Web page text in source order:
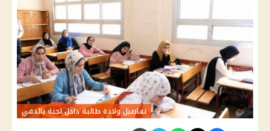
تفاصيل ولادة طالبة داخل لجنة بالدقي